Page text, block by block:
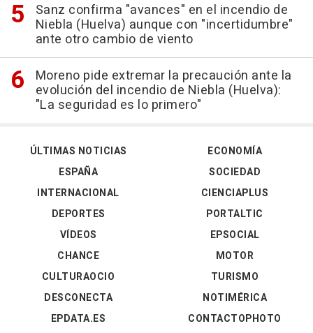
Sanz confirma "avances" en el incendio de
Niebla (Huelva) aunque con "incertidumbre"
ante otro cambio de viento
Moreno pide extremar la precaución ante la
evolución del incendio de Niebla (Huelva):
"La seguridad es lo primero"
ÚLTIMAS NOTICIAS
ESPAÑA
INTERNACIONAL
DEPORTES
VÍDEOS
ECONOMÍA
SOCIEDAD
CIENCIAPLUS
PORTALTIC
EPSOCIAL
CHANCE
CULTURAOCIO
DESCONECTA
EPDATA.ES
MOTOR
TURISMO
NOTIMÉRICA
CONTACTOPHOTO